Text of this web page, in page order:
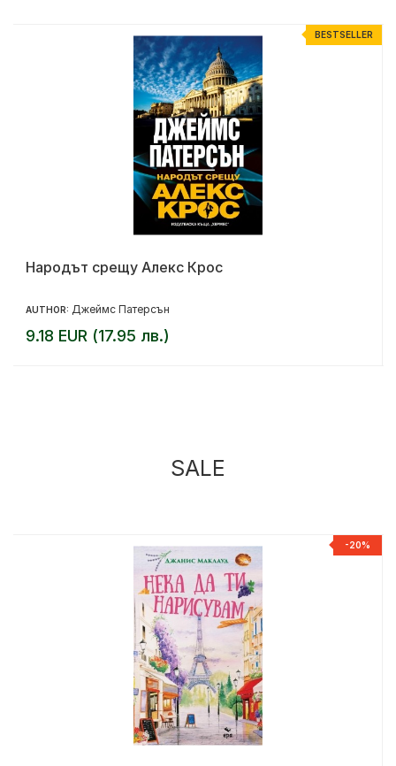
BESTSELLER
Народът срещу Алекс Крос
AUTHOR: Джеймс Патерсън
9.18 EUR (17.95 лв.)
SALE
-20%